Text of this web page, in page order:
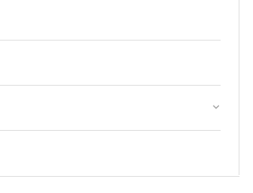
keyboard_arrow_down